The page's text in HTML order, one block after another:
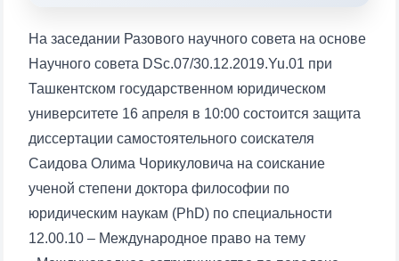
На заседании Разового научного совета на основе
Научного совета DSc.07/30.12.2019.Yu.01 при
Ташкентском государственном юридическом
университете 16 апреля в 10:00 состоится защита
диссертации самостоятельного соискателя
Саидова Олима Чорикуловича на соискание
ученой степени доктора философии по
юридическим наукам (PhD) по специальности
12.00.10 – Международное право на тему
3. Собеседование (бакалавр) (8)
6. Онлайн-заявки (15) 7. Колл-центр (4)
8. Квота (бакалавриат) (1)
✉️ Написать администратору